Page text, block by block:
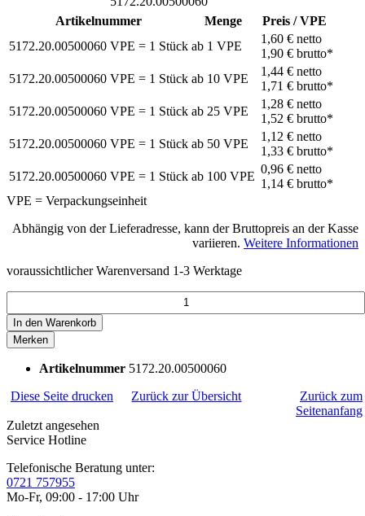
Artikelnummer Menge
Preis / VPE
5172.20.00500060 VPE = 1 Stück ab 1 VPE
1,60 €netto
1,90 €brutto*
5172.20.00500060 VPE = 1 Stück ab 10 VPE
1,44 €netto
1,71 €brutto*
5172.20.00500060 VPE = 1 Stück ab 25 VPE
1,28 €netto
1,52 €brutto*
5172.20.00500060 VPE = 1 Stück ab 50 VPE
1,12 €netto
1,33 €brutto*
5172.20.00500060 VPE = 1 Stück ab 100 VPE
0,96 €netto
1,14 €brutto*
VPE = Verpackungseinheit
Abhängig von der Lieferadresse, kann der Bruttopreis an der Kasse
variieren. Weitere Informationen
voraussichtlicher Warenversand 1-3 Werktage
In den Warenkorb
Merken
Artikelnummer 5172.20.00500060
Diese Seite drucken
Zurück zur Übersicht
Zurück zum
Seitenanfang
Zuletzt angesehen
Service Hotline
Telefonische Beratung unter:
0721 757955
Mo-Fr, 09:00 - 17:00 Uhr